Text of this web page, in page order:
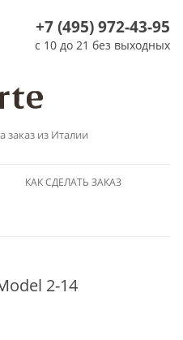
+7 (495) 972-43-95
с 10 до 21 без выходных
заказ из Италии
КАК СДЕЛАТЬ ЗАКАЗ
2-14